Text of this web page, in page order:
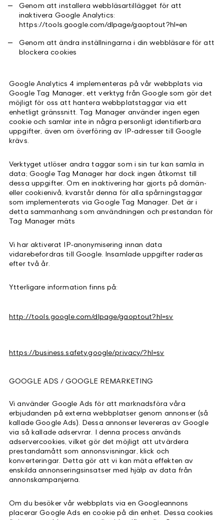
Genom att installera webbläsartillägget för att
inaktivera Google Analytics:
https://tools.google.com/dlpage/gaoptout?hl=en
Genom att ändra inställningarna i din webbläsare för att
blockera cookies
Google Analytics 4 implementeras på vår webbplats via
Google Tag Manager, ett verktyg från Google som gör det
möjligt för oss att hantera webbplatstaggar via ett
enhetligt gränssnitt. Tag Manager använder ingen egen
cookie och samlar inte in några personligt identifierbara
uppgifter, även om överföring av IP‑adresser till Google
krävs.
Verktyget utlöser andra taggar som i sin tur kan samla in
data; Google Tag Manager har dock ingen åtkomst till
dessa uppgifter. Om en inaktivering har gjorts på domän-
eller cookienivå, kvarstår denna för alla spårningstaggar
som implementerats via Google Tag Manager. Det är i
detta sammanhang som användningen och prestandan för
Tag Manager mäts
Vi har aktiverat IP‑anonymisering innan data
vidarebefordras till Google. Insamlade uppgifter raderas
efter två år.
Ytterligare information finns på:
http://tools.google.com/dlpage/gaoptout?hl=sv
https://business.safety.google/privacy/?hl=sv
GOOGLE ADS / GOOGLE REMARKETING
Vi använder Google Ads för att marknadsföra våra
erbjudanden på externa webbplatser genom annonser (så
kallade Google Ads). Dessa annonser levereras av Google
via så kallade adservrar. I denna process används
adservercookies, vilket gör det möjligt att utvärdera
prestandamått som annonsvisningar, klick och
konverteringar. Detta gör att vi kan mäta effekten av
enskilda annonseringsinsatser med hjälp av data från
annonskampanjerna.
Om du besöker vår webbplats via en Googleannons
placerar Google Ads en cookie på din enhet. Dessa cookies